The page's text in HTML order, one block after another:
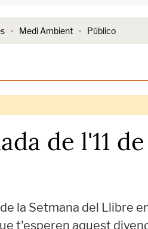
Medi Ambient Público
de l'11 de
la Setmana del Llibre
t'esperen aquest